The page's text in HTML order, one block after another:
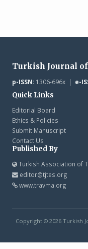
Turkish Journal
p-ISSN:1306-696x | e-
Quick Links
Editorial Board
Ethics & Policies
Submit Manuscript
Contact Us
Published By
Turkish Association of
editor@tjtes.org
www.travma.org
Copyright © 2026 Turkish